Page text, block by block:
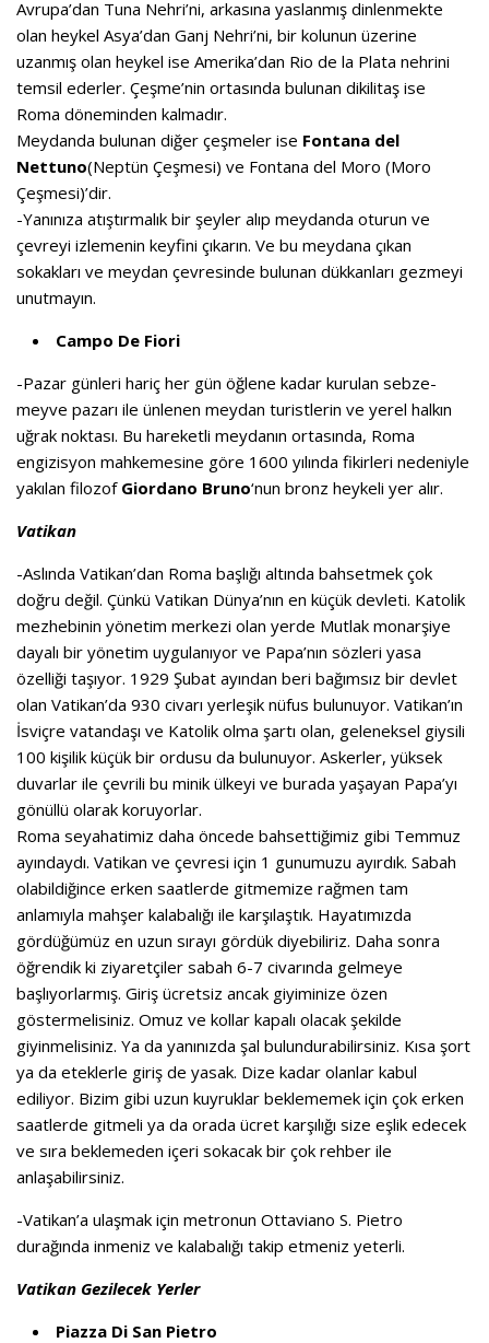
Avrupa’dan Tuna Nehri’ni, arkasına yaslanmış dinlenmekte
olan heykel Asya’dan Ganj Nehri’ni, bir kolunun üzerine
uzanmış olan heykel ise Amerika’dan Rio de la Plata nehrini
temsil ederler. Çeşme’nin ortasında bulunan dikilitaş ise
Roma döneminden kalmadır.
Meydanda bulunan diğer çeşmeler ise Fontana del
Nettuno(Neptün Çeşmesi) ve Fontana del Moro (Moro
Çeşmesi)’dir.
-Yanınıza atıştırmalık bir şeyler alıp meydanda oturun ve
çevreyi izlemenin keyfini çıkarın. Ve bu meydana çıkan
sokakları ve meydan çevresinde bulunan dükkanları gezmeyi
unutmayın.
Campo De Fiori
-Pazar günleri hariç her gün öğlene kadar kurulan sebze-
meyve pazarı ile ünlenen meydan turistlerin ve yerel halkın
uğrak noktası. Bu hareketli meydanın ortasında, Roma
engizisyon mahkemesine göre 1600 yılında fikirleri nedeniyle
yakılan filozof Giordano Bruno‘nun bronz heykeli yer alır.
Vatikan
-Aslında Vatikan’dan Roma başlığı altında bahsetmek çok
doğru değil. Çünkü Vatikan Dünya’nın en küçük devleti. Katolik
mezhebinin yönetim merkezi olan yerde Mutlak monarşiye
dayalı bir yönetim uygulanıyor ve Papa’nın sözleri yasa
özelliği taşıyor. 1929 Şubat ayından beri bağımsız bir devlet
olan Vatikan’da 930 civarı yerleşik nüfus bulunuyor. Vatikan’ın
İsviçre vatandaşı ve Katolik olma şartı olan, geleneksel giysili
100 kişilik küçük bir ordusu da bulunuyor. Askerler, yüksek
duvarlar ile çevrili bu minik ülkeyi ve burada yaşayan Papa’yı
gönüllü olarak koruyorlar.
Roma seyahatimiz daha öncede bahsettiğimiz gibi Temmuz
ayındaydı. Vatikan ve çevresi için 1 gunumuzu ayırdık. Sabah
olabildiğince erken saatlerde gitmemize rağmen tam
anlamıyla mahşer kalabalığı ile karşılaştık. Hayatımızda
gördüğümüz en uzun sırayı gördük diyebiliriz. Daha sonra
öğrendik ki ziyaretçiler sabah 6-7 civarında gelmeye
başlıyorlarmış. Giriş ücretsiz ancak giyiminize özen
göstermelisiniz. Omuz ve kollar kapalı olacak şekilde
giyinmelisiniz. Ya da yanınızda şal bulundurabilirsiniz. Kısa şort
ya da eteklerle giriş de yasak. Dize kadar olanlar kabul
ediliyor. Bizim gibi uzun kuyruklar beklememek için çok erken
saatlerde gitmeli ya da orada ücret karşılığı size eşlik edecek
ve sıra beklemeden içeri sokacak bir çok rehber ile
anlaşabilirsiniz.
-Vatikan’a ulaşmak için metronun Ottaviano S. Pietro
durağında inmeniz ve kalabalığı takip etmeniz yeterli.
Vatikan Gezilecek Yerler
Piazza Di San Pietro